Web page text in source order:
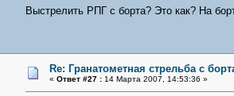
Выстрелить РПГ с борта? Это как? На
Re: Гранатометная стрельба с
« Ответ #27 :14 Марта 2007, 14:53:36 »